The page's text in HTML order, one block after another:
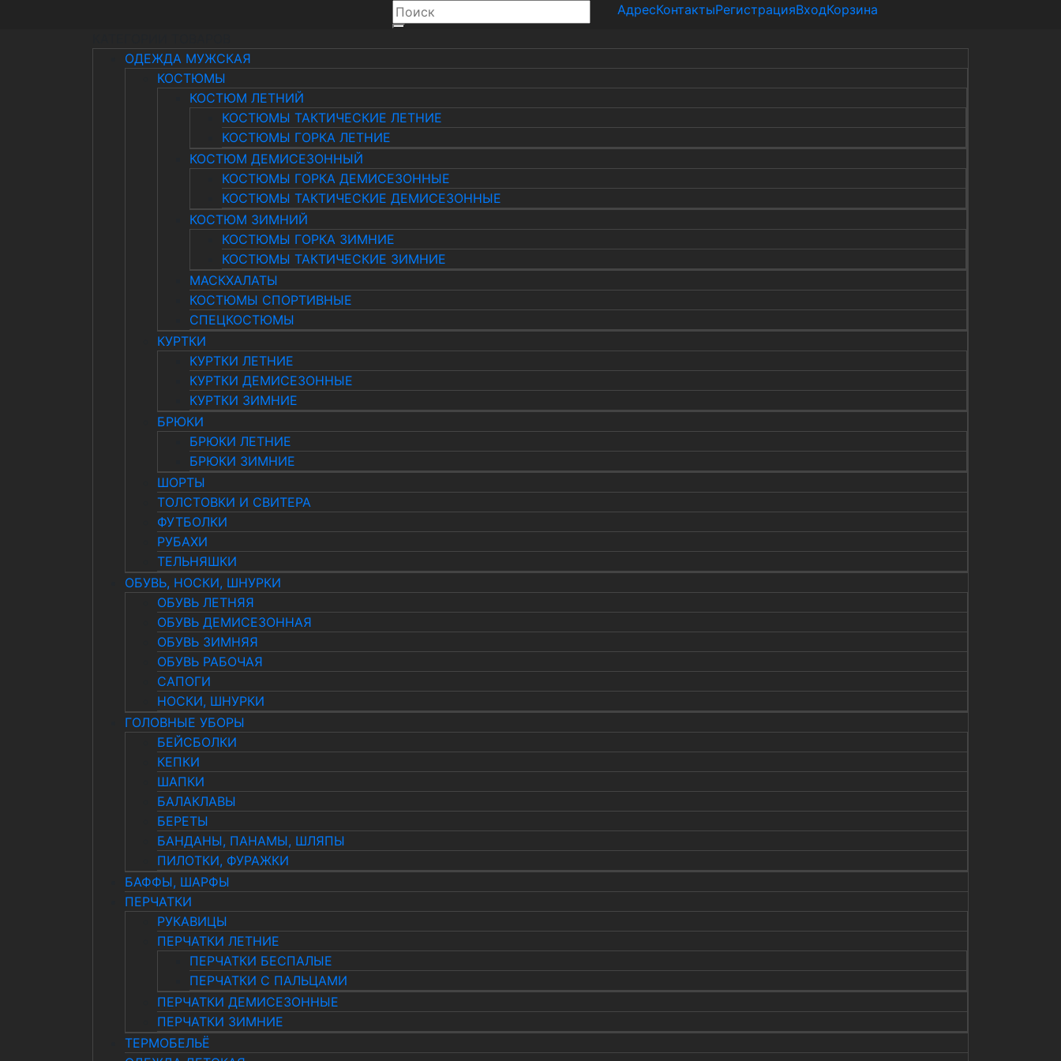
АдресКонтактыРегистрацияВходКорзина
ОДЕЖДА МУЖСКАЯ
КОСТЮМЫ
КОСТЮМ ЛЕТНИЙ
КОСТЮМЫ ТАКТИЧЕСКИЕ ЛЕТНИЕ
КОСТЮМЫ ГОРКА ЛЕТНИЕ
КОСТЮМ ДЕМИСЕЗОННЫЙ
КОСТЮМЫ ГОРКА ДЕМИСЕЗОННЫЕ
КОСТЮМЫ ТАКТИЧЕСКИЕ ДЕМИСЕЗОННЫЕ
КОСТЮМ ЗИМНИЙ
КОСТЮМЫ ГОРКА ЗИМНИЕ
КОСТЮМЫ ТАКТИЧЕСКИЕ ЗИМНИЕ
МАСКХАЛАТЫ
КОСТЮМЫ СПОРТИВНЫЕ
СПЕЦКОСТЮМЫ
КУРТКИ
КУРТКИ ЛЕТНИЕ
КУРТКИ ДЕМИСЕЗОННЫЕ
КУРТКИ ЗИМНИЕ
БРЮКИ
БРЮКИ ЛЕТНИЕ
БРЮКИ ЗИМНИЕ
ШОРТЫ
ТОЛСТОВКИ И СВИТЕРА
ФУТБОЛКИ
РУБАХИ
ТЕЛЬНЯШКИ
ОБУВЬ, НОСКИ, ШНУРКИ
ОБУВЬ ЛЕТНЯЯ
ОБУВЬ ДЕМИСЕЗОННАЯ
ОБУВЬ ЗИМНЯЯ
ОБУВЬ РАБОЧАЯ
САПОГИ
НОСКИ, ШНУРКИ
ГОЛОВНЫЕ УБОРЫ
БЕЙСБОЛКИ
КЕПКИ
ШАПКИ
БАЛАКЛАВЫ
БЕРЕТЫ
БАНДАНЫ, ПАНАМЫ, ШЛЯПЫ
ПИЛОТКИ, ФУРАЖКИ
БАФФЫ, ШАРФЫ
ПЕРЧАТКИ
РУКАВИЦЫ
ПЕРЧАТКИ ЛЕТНИЕ
ПЕРЧАТКИ БЕСПАЛЫЕ
ПЕРЧАТКИ С ПАЛЬЦАМИ
ПЕРЧАТКИ ДЕМИСЕЗОННЫЕ
ПЕРЧАТКИ ЗИМНИЕ
ТЕРМОБЕЛЬЁ